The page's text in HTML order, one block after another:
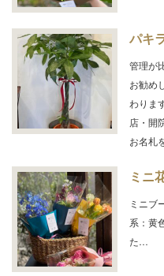
パキ
管理が
お勧め
わりま
店・開
お名札
ミニ
ミニ
系：黄
た…